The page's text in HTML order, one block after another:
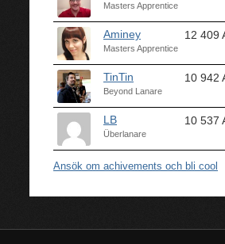
Masters Apprentice
Aminey 12 409
Masters Apprentice
TinTin 10 942
Beyond Lanare
LB 10 537
Überlanare
Ansök om achivements och bli cool